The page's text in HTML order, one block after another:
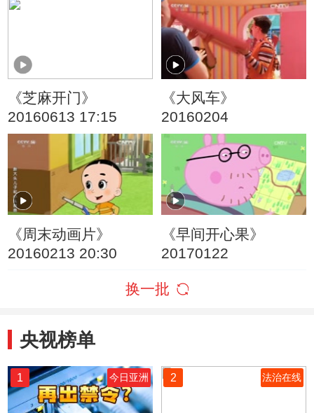
术团等
《芝麻开门》
20160613 17:15
《大风车》
20160204
《周末动画片》
20160213 20:30
《早间开心果》
20170122
换一批
央视榜单
1 今日亚洲 2 法治在线